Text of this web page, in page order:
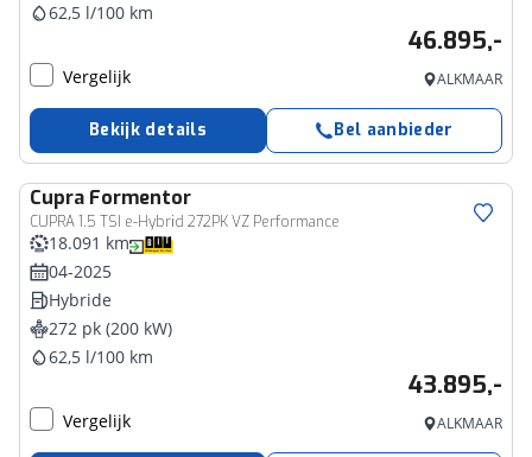
62,5 l/100 km
46.895,-
Vergelijk ALKMAAR
Bekijk details Bel aanbieder
Cupra Formentor
CUPRA 1.5 TSI e-Hybrid 272PK VZ Performance
18.091 km
04-2025
Hybride
272 pk (200 kW)
62,5 l/100 km
43.895,-
Vergelijk ALKMAAR